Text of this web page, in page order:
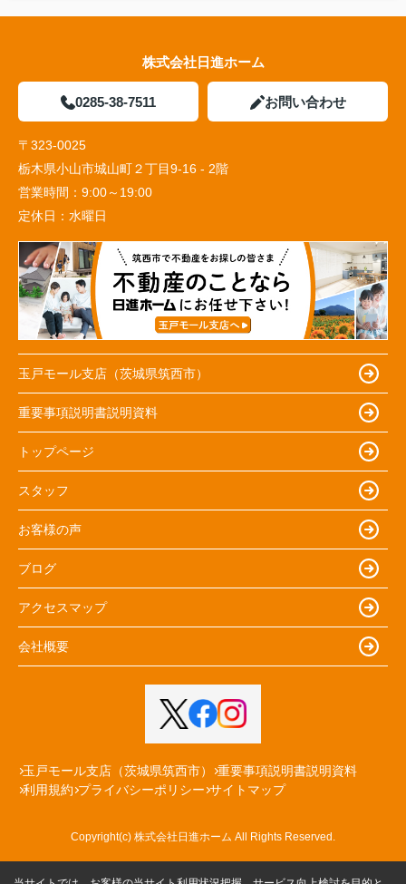
株式会社日進ホーム
0285-38-7511 お問い合わせ
〒323-0025
栃木県小山市城山町２丁目9-16 - 2階
営業時間： 9:00～19:00
定休日： 水曜日
玉戸モール支店（茨城県筑西市）
重要事項説明書説明資料
トップページ
スタッフ
お客様の声
ブログ
アクセスマップ
会社概要
玉戸モール支店（茨城県筑西市）
重要事項説明書説明資料
利用規約 プライバシーポリシー サイトマップ
Copyright(c) 株式会社日進ホーム All Rights Reserved.